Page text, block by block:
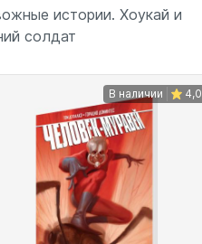
шт В корзину
истории. Хоукай и
солдат
В наличии 4,0